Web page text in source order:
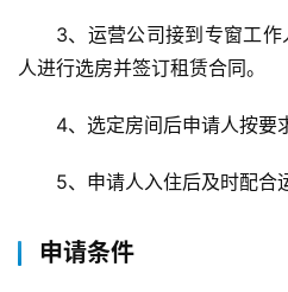
3、运营公司接到专窗工
人进行选房并签订租赁合同。
4、选定房间后申请人按要
5、申请人入住后及时配合
申请条件